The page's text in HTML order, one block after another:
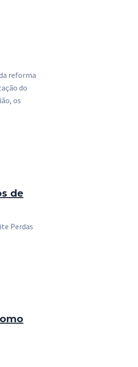
reforma
do
os
de
Perdas